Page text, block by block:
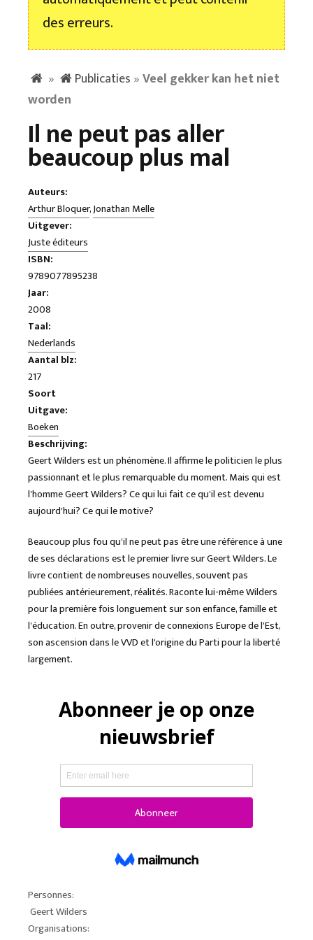
des erreurs.
» Publicaties »Veel gekker kan het niet
worden
Il ne peut pas aller
beaucoup plus mal
Auteurs:
Arthur Bloquer,Jonathan Melle
Uitgever:
Juste éditeurs
ISBN:
9789077895238
Jaar:
2008
Taal:
Nederlands
Aantal blz:
217
Soort
Uitgave:
Boeken
Beschrijving:
Geert Wilders est un phénomène. Il affirme le politicien le plus
passionnant et le plus remarquable du moment. Mais qui est
l'homme Geert Wilders? Ce qui lui fait ce qu'il est devenu
aujourd'hui? Ce qui le motive?
Beaucoup plus fou qu'il ne peut pas être une référence à une
de ses déclarations est le premier livre sur Geert Wilders. Le
livre contient de nombreuses nouvelles, souvent pas
publiées antérieurement, réalités. Raconte lui-même Wilders
pour la première fois longuement sur son enfance, famille et
l'éducation. En outre, provenir de connexions Europe de l'Est,
son ascension dans le VVD et l'origine du Parti pour la liberté
largement.
Personnes:
Geert Wilders
Organisations: